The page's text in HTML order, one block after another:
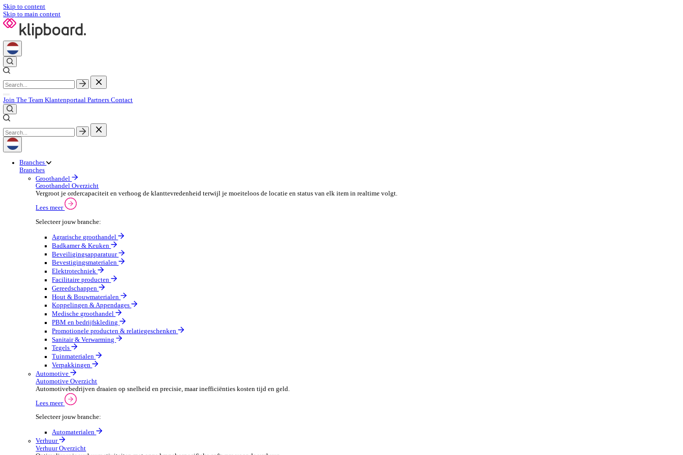
Skip to content
Skip to main content
Klantenportaal
Branches
Groothandel
Groothandel Overzicht
Vergroot je ordercapaciteit en verhoog de klanttevredenheid terwijl je moeiteloos de locatie en status van elk item in realtime volgt.
Lees meer
Selecteer jouw branche:
Agrarische groothandel
Badkamer & Keuken
Beveiligingsapparatuur
Bevestigingsmaterialen
Elektrotechniek
Facilitaire producten
Gereedschappen
Hout & Bouwmaterialen
Koppelingen & Appendages
Medische groothandel
PBM en bedrijfskleding
Promotionele producten & relatiegeschenken
Tegels
Tuinmaterialen